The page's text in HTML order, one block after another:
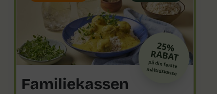
25%
RABAT
på din første
måltidskasse
Familiekassen